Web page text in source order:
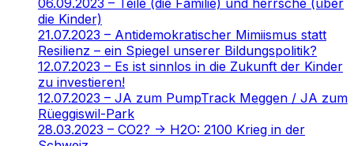
die Kinder)
21.07.2023 – Antidemokratischer Mimiismus statt
Resilienz – ein Spiegel unserer Bildungspolitik?
12.07.2023 – Es ist sinnlos in die Zukunft der Kinder
zu investieren!
12.07.2023 – JA zum PumpTrack Meggen / JA zum
Rüeggiswil-Park
28.03.2023 – CO2? -> H2O: 2100 Krieg in der